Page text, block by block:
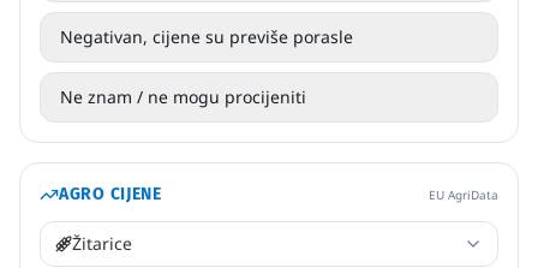
Negativan, cijene su previše porasle
Ne znam / ne mogu procijeniti
AGRO CIJENE EU AgriData
Žitarice